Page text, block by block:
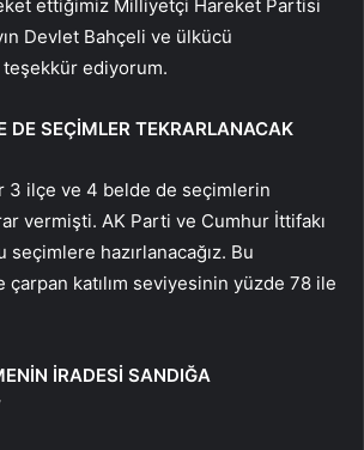
ettiğimiz Milliyetçi Hareket Partisi
Devlet Bahçeli ve ülkücü
ediyorum.
DE SEÇİMLER TEKRARLANACAK
3 ilçe ve 4 belde de seçimlerin
vermişti. AK Parti ve Cumhur İttifakı
hazırlanacağız. Bu
katılım seviyesinin yüzde 78 ile
İRADESİ SANDIĞA